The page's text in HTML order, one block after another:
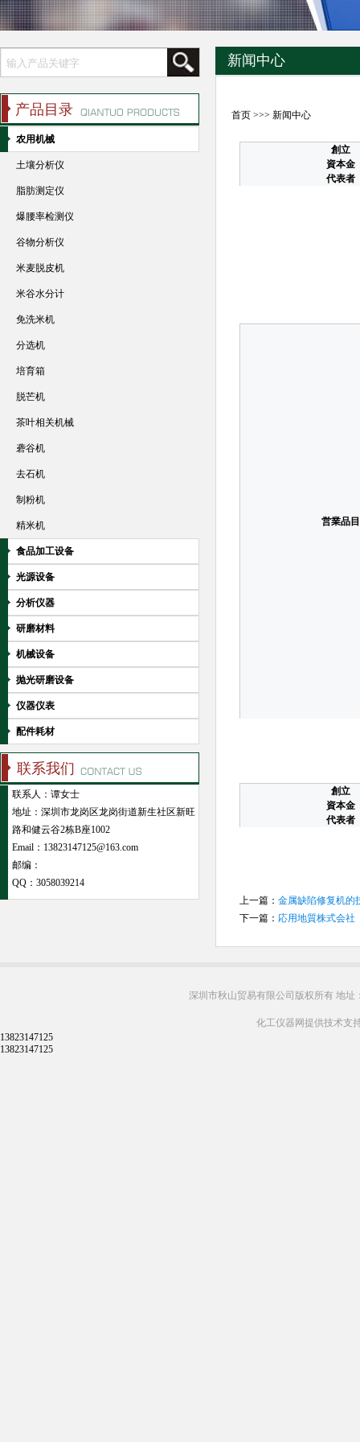
新闻中心
首页>>> 新闻中心
創立
資本金
代表者
営業品目
創立
資本金
代表者
上一篇： 金属缺陷修复机的
下一篇： 応用地質株式会社
产品目录
农用机械
土壤分析仪
脂肪测定仪
爆腰率检测仪
谷物分析仪
米麦脱皮机
米谷水分计
免洗米机
分选机
培育箱
脱芒机
茶叶相关机械
砻谷机
去石机
制粉机
精米机
食品加工设备
光源设备
分析仪器
研磨材料
机械设备
抛光研磨设备
仪器仪表
配件耗材
联系我们
联系人：谭女士
地址：深圳市龙岗区龙岗街道新生社区新旺
路和健云谷2栋B座1002
Email：13823147125@163.com
邮编：
QQ： 3058039214
深圳市秋山贸易有限公司版权所有 地址
化工仪器网提供技术支
13823147125
13823147125